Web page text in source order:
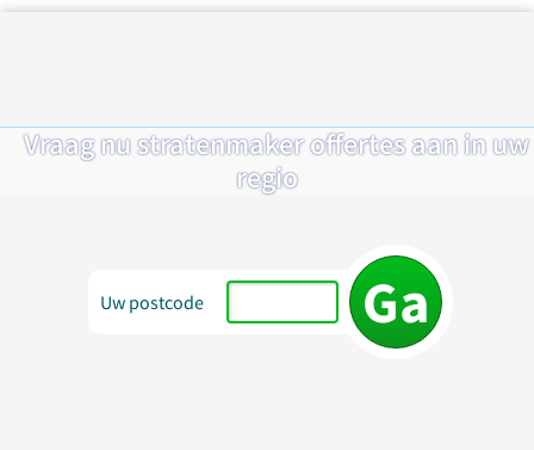
Vraag nu stratenmaker offertes aan in uw
regio
Uw postcode